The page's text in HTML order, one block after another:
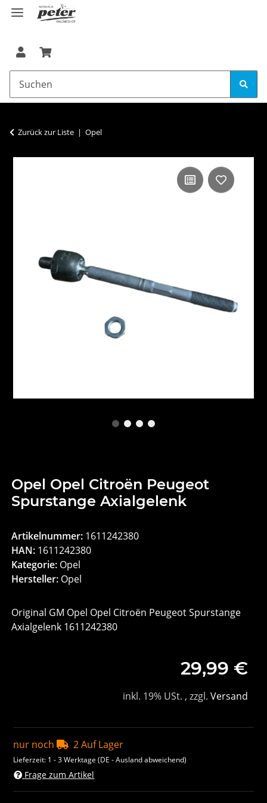
Zurück zur Liste Opel
Opel Opel Citroën Peugeot
Spurstange Axialgelenk
Artikelnummer: 1611242380
HAN: 1611242380
Kategorie: Opel
Hersteller: Opel
Original GM Opel Opel Citroën Peugeot Spurstange
Axialgelenk 1611242380
29,99 €
inkl. 19% USt. , zzgl. Versand
nur noch 2 Auf Lager
Lieferzeit: 1 - 3 Werktage(DE - Ausland abweichend)
Frage zum Artikel